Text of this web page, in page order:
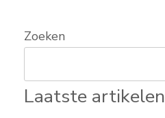
Zoeken
Laatste artikelen